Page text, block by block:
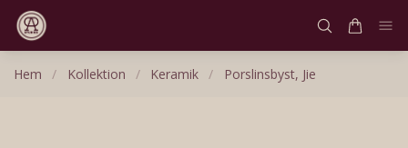
Hem / Kollektion / Keramik / Porslinsbyst, Jie